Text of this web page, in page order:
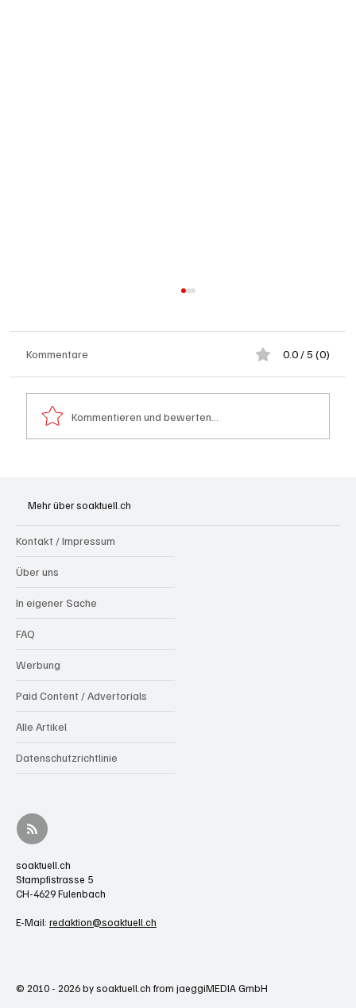
Kommentare 0.0 / 5 (0)
Kommentieren und bewerten...
Mehr über soaktuell.ch
Kontakt / Impressum
Über uns
In eigener Sache
FAQ
Werbung
Paid Content / Advertorials
Alle Artikel
Datenschutzrichtlinie
soaktuell.ch
Stampfistrasse 5
CH-4629 Fulenbach
E-Mail: redaktion@soaktuell.ch
© 2010 - 2026 by soaktuell.ch from jaeggiMEDIA GmbH